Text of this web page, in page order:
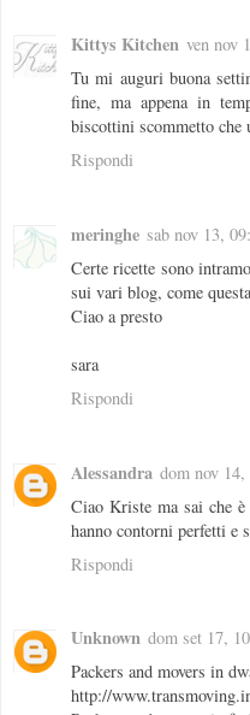
Kittys Kitchen ven nov
Tu mi auguri buona
fine, ma appena in
biscottini scommetto
Rispondi
meringhe sab nov 13,
Certe ricette sono
sui vari blog, come
Ciao a presto
sara
Rispondi
Alessandra dom nov
Ciao Kriste ma sai che
hanno contorni perfetti e
Rispondi
Unknown dom set 17,
Packers and movers in
http://